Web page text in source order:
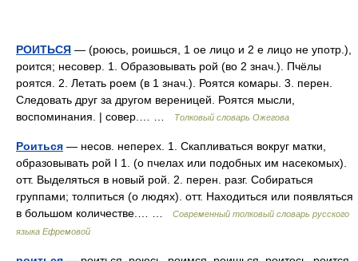
РОИТЬСЯ — (роюсь, роишься, 1 ое лицо и 2 е лицо не употр.),
роится; несовер. 1. Образовывать рой (во 2 знач.). Пчёлы
роятся. 2. Летать роем (в 1 знач.). Роятся комары. 3. перен.
Следовать друг за другом вереницей. Роятся мысли,
воспоминания. | совер.… …
Толковый словарь Ожегова
Роиться — несов. неперех. 1. Скапливаться вокруг матки,
образовывать рой I 1. (о пчелах или подобных им насекомых).
отт. Выделяться в новый рой. 2. перен. разг. Собираться
группами; толпиться (о людях). отт. Находиться или появляться
в большом количестве.… …
Современный толковый словарь русского
языка Ефремовой